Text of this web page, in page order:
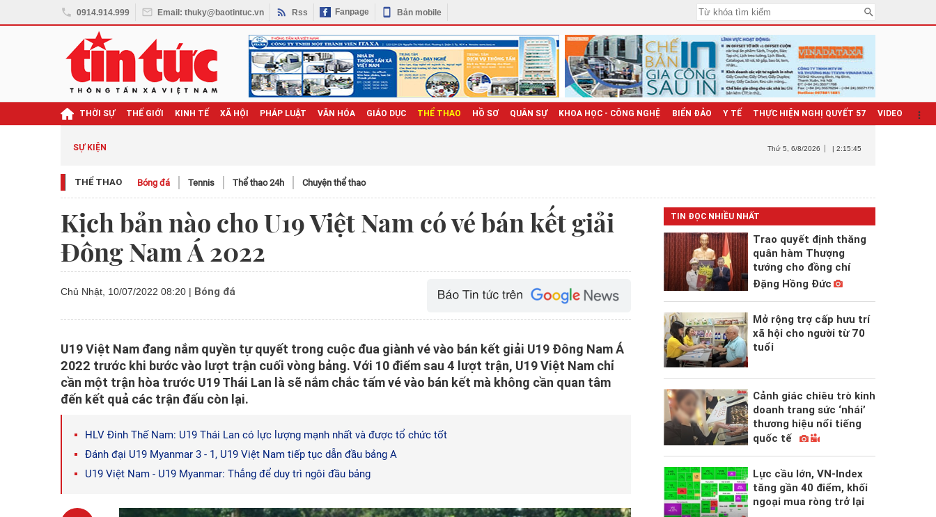
0914.914.999 Email: thuky@baotintuc.vn Rss Fanpage Bản mobile
THỜI SỰ THẾ GIỚI KINH TẾ XÃ HỘI PHÁP LUẬT VĂN HÓA GIÁO DỤC THỂ THAO HỒ SƠ QUÂN SỰ KHOA HỌC - CÔNG NGHỆ BIỂN ĐẢO Y TẾ THỰC HIỆN NGHỊ QUYẾT 57 VIDEO
SỰ KIỆN Thứ 5 , 6/8/2026 | 2:15:47
THỂ THAO Bóng đá Tennis Thể thao 24h Chuyện thể thao
Kịch bản nào cho U19 Việt Nam có vé bán kết giải
Đông Nam Á 2022
Chủ Nhật, 10/07/2022 08:20 | Bóng đá
U19 Việt Nam đang nắm quyền tự quyết trong cuộc đua giành vé vào bán kết giải U19 Đông Nam Á
2022 trước khi bước vào lượt trận cuối vòng bảng. Với 10 điểm sau 4 lượt trận, U19 Việt Nam chỉ
cần một trận hòa trước U19 Thái Lan là sẽ nắm chắc tấm vé vào bán kết mà không cần quan tâm
đến kết quả các trận đấu còn lại.
HLV Đinh Thế Nam: U19 Thái Lan có lực lượng mạnh nhất và được tổ chức tốt
Đánh đại U19 Myanmar 3 - 1, U19 Việt Nam tiếp tục dẫn đầu bảng A
U19 Việt Nam - U19 Myanmar: Thắng để duy trì ngôi đầu bảng
TIN ĐỌC NHIỀU NHẤT
Trao quyết định thăng
quân hàm Thượng
tướng cho đồng chí
Đặng Hồng Đức
Mở rộng trợ cấp hưu trí
xã hội cho người từ 70
tuổi
Cảnh giác chiêu trò kinh
doanh trang sức ‘nhái’
thương hiệu nổi tiếng
quốc tế
Lực cầu lớn, VN-Index
tăng gần 40 điểm, khối
ngoại mua ròng trở lại